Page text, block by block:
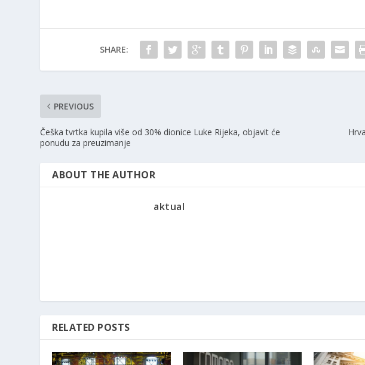
SHARE:
PREVIOUS
Češka tvrtka kupila više od 30% dionice Luke Rijeka, objavit će
ponudu za preuzimanje
ABOUT THE AUTHOR
aktual
RELATED POSTS